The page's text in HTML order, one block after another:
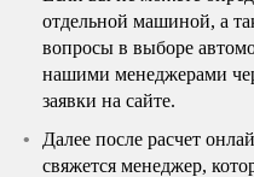
отдельной машиной, а
вопросы в выборе
нашими менеджерами
заявки на сайте.
Далее после расчет
свяжется менеджер,